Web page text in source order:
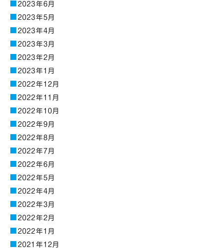
2023年6月
2023年5月
2023年4月
2023年3月
2023年2月
2023年1月
2022年12月
2022年11月
2022年10月
2022年9月
2022年8月
2022年7月
2022年6月
2022年5月
2022年4月
2022年3月
2022年2月
2022年1月
2021年12月